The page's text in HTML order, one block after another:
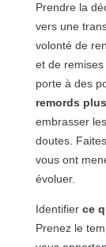
Prendre la
vers une
volonté de
et de
porte à des
remords
embrasser
doutes.
vous ont
évoluer.
Identifier ce
Prenez le